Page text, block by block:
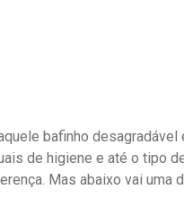
bafinho
de higiene e até o tipo
Mas abaixo vai uma